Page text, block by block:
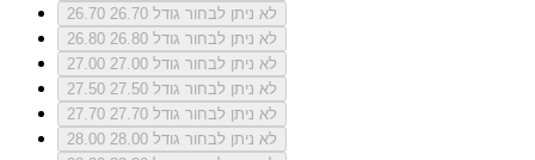
26.70
לא ניתן לבחור גודל 26.70
26.80
לא ניתן לבחור גודל 26.80
27.00
לא ניתן לבחור גודל 27.00
27.50
לא ניתן לבחור גודל 27.50
27.70
לא ניתן לבחור גודל 27.70
28.00
לא ניתן לבחור גודל 28.00